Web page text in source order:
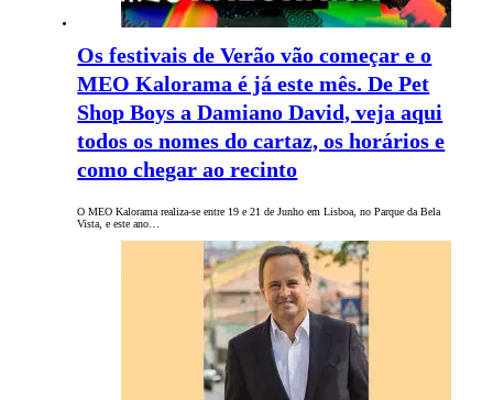
Os festivais de Verão vão começar e o
MEO Kalorama é já este mês. De Pet
Shop Boys a Damiano David, veja aqui
todos os nomes do cartaz, os horários e
como chegar ao recinto
O MEO Kalorama realiza-se entre 19 e 21 de Junho em Lisboa, no Parque da Bela
Vista, e este ano…